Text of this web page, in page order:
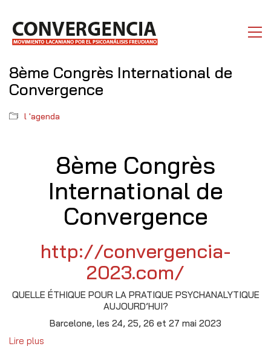
8ème Congrès International de
Convergence
l 'agenda
8ème Congrès
International de
Convergence
http://convergencia-
2023.com/
QUELLE ÉTHIQUE POUR LA PRATIQUE PSYCHANALYTIQUE
AUJOURD’HUI?
Barcelone, les 24, 25, 26 et 27 mai 2023
Lire plus